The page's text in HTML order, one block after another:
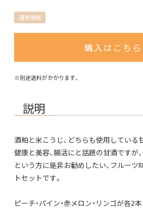
通常価格
購入はこちら
※別途送料がかかります。
説明
酒粕と米こうじ、どちらも使用している
健康と美容、腸活にと話題の甘酒ですが、
という方に是非お勧めしたい、フルーツ
トセットです。
ピーチ・パイン・赤メロン・リンゴが各2